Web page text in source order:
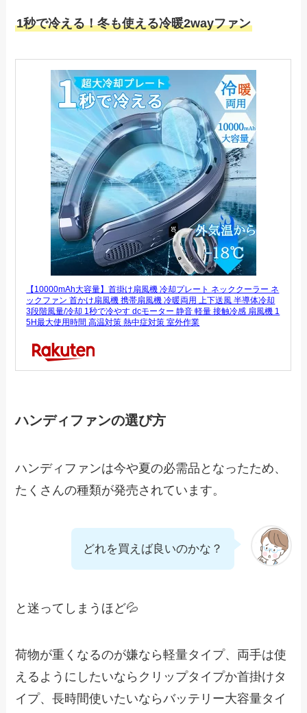
1秒で冷える！冬も使える冷暖2wayファン
【10000mAh大容量】首掛け扇風機 冷却プレート ネッククーラー ネ
ックファン 首かけ扇風機 携帯扇風機 冷暖両用 上下送風 半導体冷却
3段階風量/冷却 1秒で冷やす dcモーター 静音 軽量 接触冷感 扇風機 1
5H最大使用時間 高温対策 熱中症対策 室外作業
ハンディファンの選び方
ハンディファンは今や夏の必需品となったため、
たくさんの種類が発売されています。
どれを買えば良いのかな？
と迷ってしまうほど💦
荷物が重くなるのが嫌なら軽量タイプ、両手は使
えるようにしたいならクリップタイプか首掛けタ
イプ、長時間使いたいならバッテリー大容量タイ